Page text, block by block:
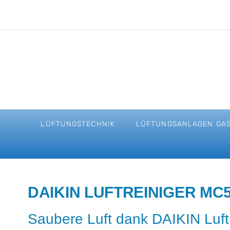
LÜFTUNGSTECHNIK LÜFTUNGSANLAGEN
DAIKIN LUFTREINIGER
Saubere Luft dank DAIKIN